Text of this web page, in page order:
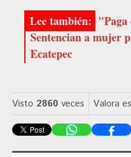
"Paga
Sentencian a mujer
Ecatepec
Visto 2860 veces Valora